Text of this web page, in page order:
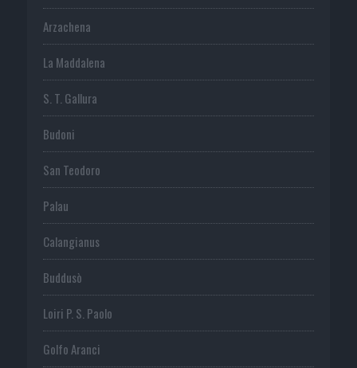
Arzachena
La Maddalena
S. T. Gallura
Budoni
San Teodoro
Palau
Calangianus
Buddusò
Loiri P. S. Paolo
Golfo Aranci